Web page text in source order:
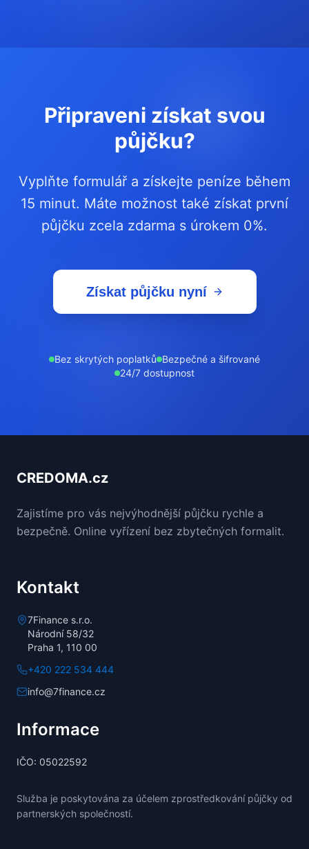
Připraveni získat svou
půjčku?
Vyplňte formulář a získejte peníze během
15 minut. Máte možnost také získat první
půjčku zcela zdarma s úrokem 0%.
Získat půjčku nyní
Bez skrytých poplatků Bezpečné a šifrované
24/7 dostupnost
CREDOMA.cz
Zajistíme pro vás nejvýhodnější půjčku rychle a
bezpečně. Online vyřízení bez zbytečných formalit.
Kontakt
7Finance s.r.o.
Národní 58/32
Praha 1, 110 00
+420 222 534 444
info@7finance.cz
Informace
IČO: 05022592
Služba je poskytována za účelem zprostředkování půjčky od
partnerských společností.